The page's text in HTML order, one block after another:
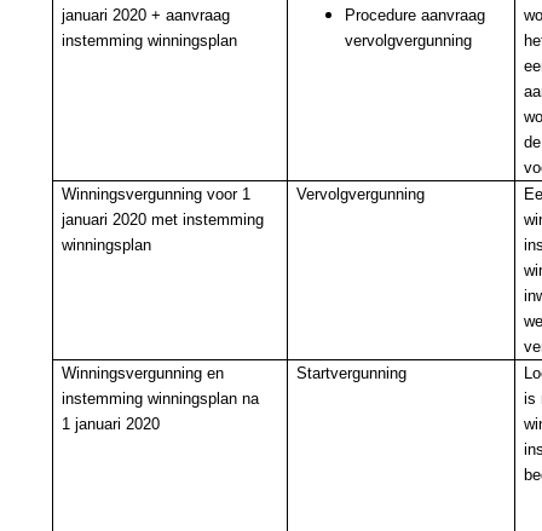
januari 2020 + aanvraag
instemming winningsplan
Procedure aanvraag
vervolgvergunning
Winningsvergunning voor 1
januari 2020 met instemming
winningsplan
Vervolgvergunning
Winningsvergunning en
instemming winningsplan na
1 januari 2020
Startvergunning
is